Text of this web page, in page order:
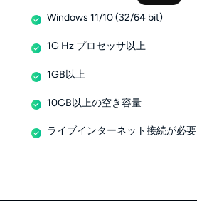
Windows 11/10 (32/64 bit)
1G Hz プロセッサ以上
1GB以上
10GB以上の空き容量
ライブインターネット接続が必要